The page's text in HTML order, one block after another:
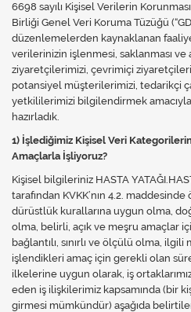
TANSİYON
TEKERLEKLİ
VARİS
6698 sayılı Kişisel Verilerin
Birliği Genel Veri Koruma Tüzüğü
düzenlemelerden kaynaklanan
verilerinizin işlenmesi, saklanması ve
ziyaretçilerimizi, çevrimiçi
potansiyel müşterilerimizi, tedarikçi
yetkililerimizi bilgilendirmek
hazırladık.
1) İşlediğimiz Kişisel Veri
Amaçlarla İşliyoruz?
Kişisel bilgileriniz HASTA
tarafından KVKK’nın 4.2.
dürüstlük kurallarına uygun olma,
olma, belirli, açık ve meşru amaçlar
bağlantılı, sınırlı ve ölçülü olma,
işlendikleri amaç için gerekli olan
ilkelerine uygun olarak, iş
eden iş ilişkilerimiz kapsamında (bir
girmesi mümkündür) aşağıda